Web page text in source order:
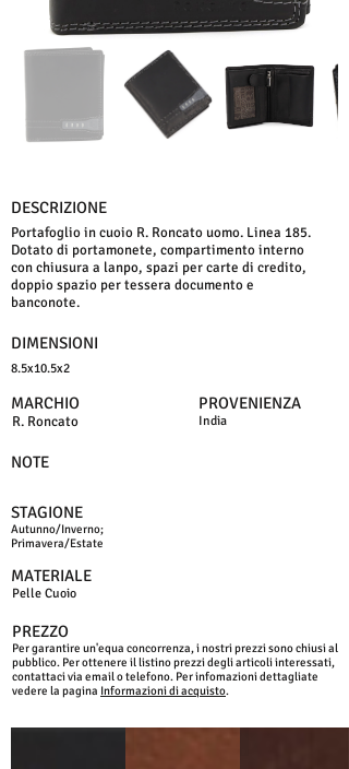
DESCRIZIONE
Portafoglio in cuoio R. Roncato uomo. Linea 185.
Dotato di portamonete, compartimento interno
con chiusura a lanpo, spazi per carte di credito,
doppio spazio per tessera documento e
banconote.
DIMENSIONI
8.5x10.5x2
MARCHIO
R. Roncato
PROVENIENZA
India
NOTE
STAGIONE
Autunno/Inverno;
Primavera/Estate
MATERIALE
Pelle Cuoio
PREZZO
Per garantire un'equa concorrenza, i nostri prezzi sono chiusi al
pubblico. Per ottenere il listino prezzi degli articoli interessati,
contattaci via email o telefono. Per infomazioni dettagliate
vedere la pagina Informazioni di acquisto.